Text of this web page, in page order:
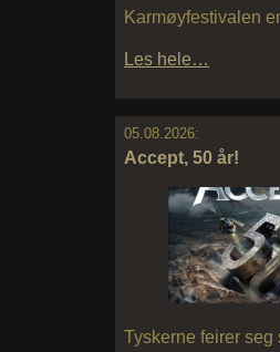
Karmøyfestivalen
Les hele…
05.08.2026:
Accept, 50 år!
Tyskerne feirer seg